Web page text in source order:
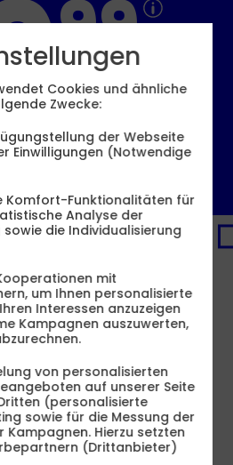
99
€ mtl.
0,– €
19,99 €
bestellen
16 GB 60 GB
DEAL
GB
€
99
€ mtl.
0,– €
€
Cookies und ähnliche
Zwecke:
der Webseite
Einwilligungen (Notwendige
Komfort-Funktionalitäten für
Analyse der
die Individualisierung
mit
um Ihnen personalisierte
Interessen anzuzeigen
Kampagnen auszuwerten,
von personalisierten
auf unserer Seite
(personalisierte
sowie für die Messung der
Kampagnen. Hierzu setzten
(Drittanbieter)